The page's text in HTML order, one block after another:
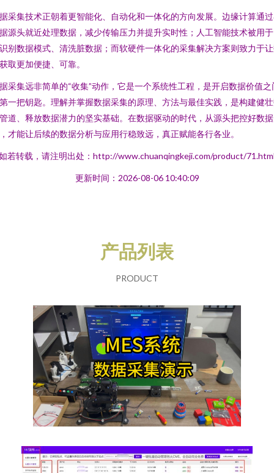
采集技术正朝着更智能化、自动化和一体化的方向发展。边缘计算通
源头就近处理数据，减少传输压力并提升实时性；人工智能技术被用
别数据模式、清洗脏数据；而软硬件一体化的采集解决方案则致力于
取更加便捷、可靠。
采集远非简单的“收集”动作，它是一个系统性工程，是开启数据价值之
一把钥匙。理解并掌握数据采集的原理、方法与最佳实践，是构建健
道、释放数据潜力的坚实基础。在数据驱动的时代，从源头把控好数
才能让后续的数据分析与应用行稳致远，真正赋能各行各业。
若转载，请注明出处：http://www.chuanqingkeji.com/product/
更新时间：2026-08-06 10:40:09
产品列表
PRODUCT